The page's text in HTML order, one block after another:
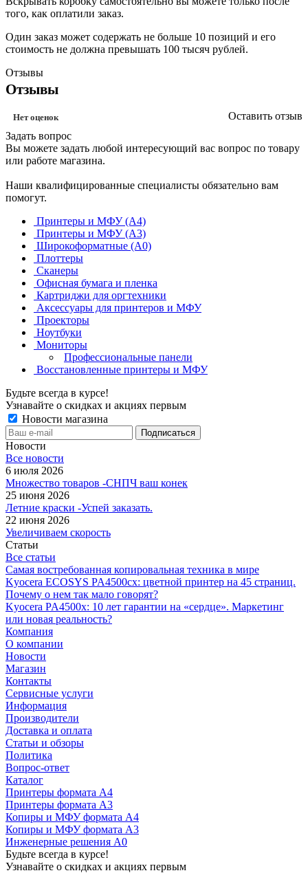
того, как оплатили заказ.
Один заказ может содержать не больше 10 позиций и его
стоимость не должна превышать 100 тысяч рублей.
Отзывы
Отзывы
Нет оценок
Оставить отзыв
Задать вопрос
Вы можете задать любой интересующий вас вопрос по товару
или работе магазина.
Наши квалифицированные специалисты обязательно вам
помогут.
Принтеры и МФУ (А4)
Принтеры и МФУ (А3)
Широкоформатные (А0)
Плоттеры
Сканеры
Офисная бумага и пленка
Картриджи для оргтехники
Аксессуары для принтеров и МФУ
Проекторы
Ноутбуки
Мониторы
Профессиональные панели
Восстановленные принтеры и МФУ
Будьте всегда в курсе!
Узнавайте о скидках и акциях первым
Новости магазина
Новости
Все новости
6 июля 2026
Множество товаров -СНПЧ ваш конек
25 июня 2026
Летние краски -Успей заказать.
22 июня 2026
Увеличиваем скорость
Статьи
Все статьи
Самая востребованная копировальная техника в мире
Kyocera ECOSYS PA4500cx: цветной принтер на 45 страниц.
Почему о нем так мало говорят?
Kyocera PA4500x: 10 лет гарантии на «сердце». Маркетинг
или новая реальность?
Компания
О компании
Новости
Магазин
Контакты
Сервисные услуги
Информация
Производители
Доставка и оплата
Статьи и обзоры
Политика
Вопрос-ответ
Каталог
Принтеры формата А4
Принтеры формата А3
Копиры и МФУ формата А4
Копиры и МФУ формата А3
Инженерные решения А0
Будьте всегда в курсе!
Узнавайте о скидках и акциях первым